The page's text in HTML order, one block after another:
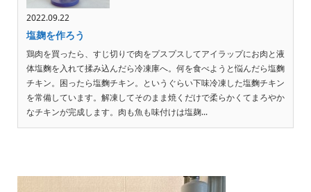
2022.09.22
塩麹を作ろう
鶏肉を買ったら、すじ切りで肉をプスプスしてアイラップにお肉と液
体塩麴を入れて揉み込んだら冷凍庫へ。何を食べようと悩んだら塩麴
チキン。困ったら塩麴チキン。というぐらい下味冷凍した塩麴チキン
を常備しています。解凍してそのまま焼くだけで柔らかくてまろやか
なチキンが完成します。肉も魚も味付けは塩麹...